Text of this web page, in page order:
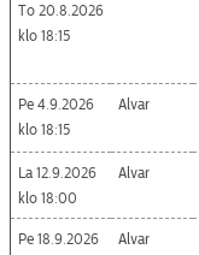
To 20.8.2026
18:15
Pe 4.9.2026
18:15
Alvar
La 12.9.2026
18:00
Alvar
Pe 18.9.2026
Alvar